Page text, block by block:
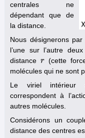
centrales ne
dépendant que de
la distance.
Nous désignerons par
l’une sur l’autre
distance r
r
(cette
molécules qui ne sont
Le viriel intérieur
correspondent à
autres molécules.
Considérons un
distance des centres